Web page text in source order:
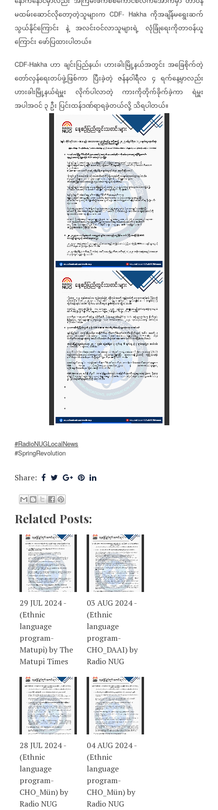
မထမ်းဆောင်လိုတော့တဲ့သူများက CDF- Hakha ကိုအချိန်မရွေးဆက်
သွယ်နိုင်ကြောင်း နဲ့ အလင်းဝင်လာသူများရဲ့ လုံခြုံရေးကိုတာဝန်ယူ
ကြောင်းဖော်ပြထားပါတယ်။
CDF-Hakhaဟာ ချင်းပြည်နယ်၊ ဟားခါးမြို့နယ်အတွင်း အခြေစိုက်တဲ့
တော်လှန်ရေးတပ်ဖွဲ့ဖြစ်ကာ ပြီးခဲ့တဲ့ ဇန်နဝါရီလ ၄ ရက်နေ့မှာလည်း
ဟားခါးမြို့နယ်ရဲမှူး
လိုက်ပါလာတဲ့ ကားကိုတိုက်ခိုက်ခဲ့ကာ
ရဲမှူး
အပါအဝင်၃ဦး ပြင်းထန်ဒဏ်ရာရခဲ့တယ်လို့သိရပါတယ်။
#RadioNUGLocalNews
#SpringRevolution
Share:
Related Posts:
29 JUL 2024 -
(Ethnic
language
program-
Matupi) by The
Matupi Times
03 AUG 2024 -
(Ethnic
language
program-
CHO_DAAI) by
Radio NUG
28 JUL 2024 -
(Ethnic
language
program-
CHO_Mün) by
Radio NUG
04 AUG 2024 -
(Ethnic
language
program-
CHO_Mün) by
Radio NUG